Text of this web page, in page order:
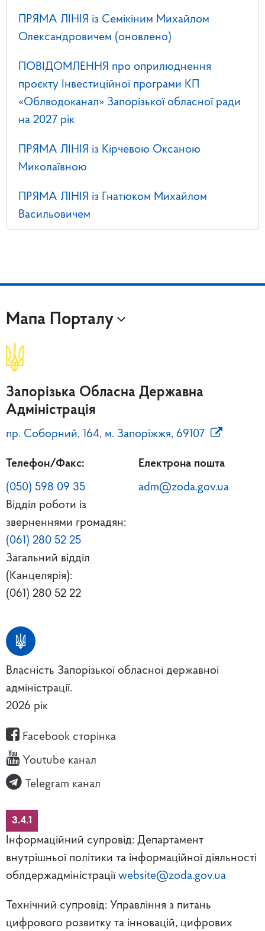
ПРЯМА ЛІНІЯ із Семікіним Михайлом
Олександровичем (оновлено)
ПОВІДОМЛЕННЯ про оприлюднення
проєкту Інвестиційної програми КП
«Облводоканал» Запорізької обласної ради
на 2027 рік
ПРЯМА ЛІНІЯ із Кірчевою Оксаною
Миколаївною
ПРЯМА ЛІНІЯ із Гнатюком Михайлом
Васильовичем
Мапа Порталу
Запорізька Обласна Державна
Адміністрація
пр. Соборний, 164, м. Запоріжжя, 69107
Телефон/Факс:
(050) 598 09 35
Відділ роботи із
зверненнями громадян:
(061) 280 52 25
Загальний відділ
(Канцелярія):
(061) 280 52 22
Електрона пошта
adm@zoda.gov.ua
Власність Запорізької обласної державної
адміністрації.
2026 рік
Facebook сторінка
Youtube канал
Telegram канал
3.4.1
Інформаційний супровід: Департамент
внутрішньої політики та інформаційної діяльності
облдержадміністрації website@zoda.gov.ua
Технічний супровід: Управління з питань
цифрового розвитку та інновацій, цифрових